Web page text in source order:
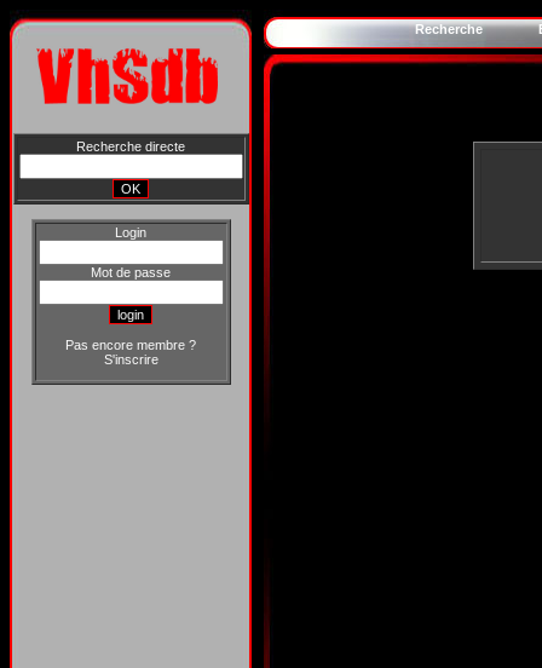
Recherche directe
Login
Mot de passe
Pas encore membre ?
S'inscrire
Recherche